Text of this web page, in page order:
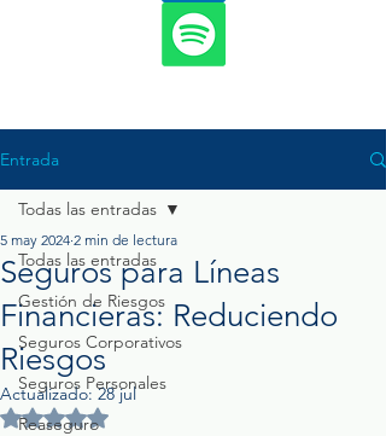
Entrada
Todas las entradas
Gestión de Riesgos
Seguros Corporativos
Seguros Personales
Reaseguro
Todas las entradas
Seguros para Líneas
Financieras: Reduciendo
Riesgos
5 may 2024 2 min de lectura
Actualizado:28 jul
Obtuvo NaN de 5 estrellas.